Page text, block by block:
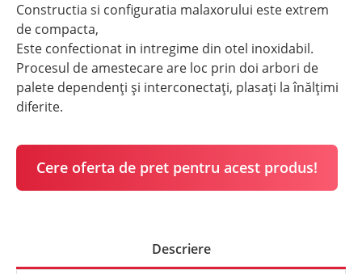
Constructia si configuratia malaxorului este extrem
de compacta,
Este confectionat in intregime din otel inoxidabil.
Procesul de amestecare are loc prin doi arbori de
palete dependenți și interconectați, plasați la înălțimi
diferite.
Cere oferta de pret pentru acest produs!
Descriere